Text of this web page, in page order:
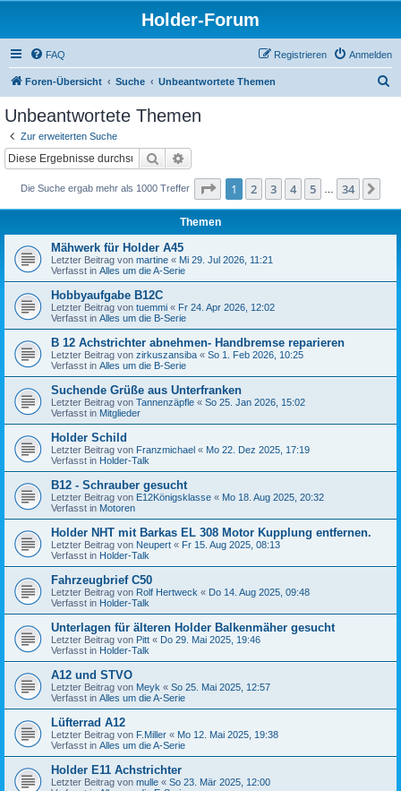
Holder-Forum
FAQ Anmelden
Registrieren
Foren-Übersicht Suche Unbeantwortete Themen
Unbeantwortete Themen
Zur erweiterten Suche
Suche
Die Suche ergab mehr als 1000 Treffer Seite 1von 34
1 2 3 4 5 34
Themen
Mähwerk für Holder A45
Letzter Beitrag von martine « Mi 29. Jul 2026, 11:21
Verfasst in Alles um die A-Serie
Hobbyaufgabe B12C
Letzter Beitrag von tuemmi « Fr 24. Apr 2026, 12:02
Verfasst in Alles um die B-Serie
B 12 Achstrichter abnehmen- Handbremse reparieren
Letzter Beitrag von zirkuszansiba « So 1. Feb 2026, 10:25
Verfasst in Alles um die B-Serie
Suchende Grüße aus Unterfranken
Letzter Beitrag von Tannenzäpfle « So 25. Jan 2026, 15:02
Verfasst in Mitglieder
Holder Schild
Letzter Beitrag von Franzmichael « Mo 22. Dez 2025, 17:19
Verfasst in Holder-Talk
B12 - Schrauber gesucht
Letzter Beitrag von E12Königsklasse « Mo 18. Aug 2025, 20:32
Verfasst in Motoren
Holder NHT mit Barkas EL 308 Motor Kupplung entfernen.
Letzter Beitrag von Neupert « Fr 15. Aug 2025, 08:13
Verfasst in Holder-Talk
Fahrzeugbrief C50
Letzter Beitrag von Rolf Hertweck « Do 14. Aug 2025, 09:48
Verfasst in Holder-Talk
Unterlagen für älteren Holder Balkenmäher gesucht
Letzter Beitrag von Pitt « Do 29. Mai 2025, 19:46
Verfasst in Holder-Talk
A12 und STVO
Letzter Beitrag von Meyk « So 25. Mai 2025, 12:57
Verfasst in Alles um die A-Serie
Lüfterrad A12
Letzter Beitrag von F.Miller « Mo 12. Mai 2025, 19:38
Verfasst in Alles um die A-Serie
Holder E11 Achstrichter
Letzter Beitrag von mulle « So 23. Mär 2025, 12:00